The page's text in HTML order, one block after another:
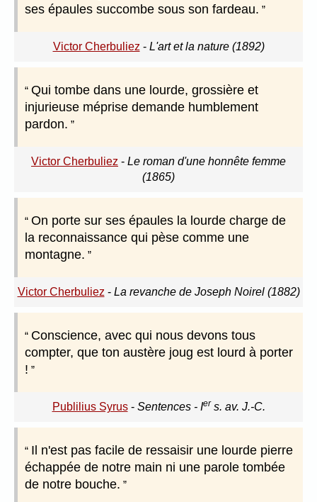
ses épaules succombe sous son fardeau.
Victor Cherbuliez - L'art et la nature (1892)
Qui tombe dans une lourde, grossière et
injurieuse méprise demande humblement
pardon.
Victor Cherbuliez - Le roman d'une honnête femme
(1865)
On porte sur ses épaules la lourde charge de
la reconnaissance qui pèse comme une
montagne.
Victor Cherbuliez - La revanche de Joseph Noirel (1882)
Conscience, avec qui nous devons tous
compter, que ton austère joug est lourd à porter
!
Publilius Syrus- Sentences - Ier s. av. J.-C.
Il n'est pas facile de ressaisir une lourde pierre
échappée de notre main ni une parole tombée
de notre bouche.